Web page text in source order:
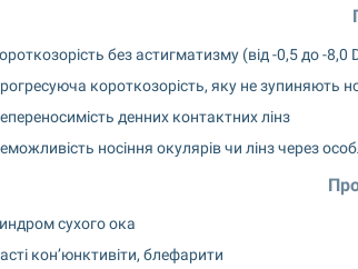
без астигматизму (від -0,5 до -
короткозорість, яку не зупиняють
денних контактних лінз
носіння окулярів чи лінз через
сухого ока
кон’юнктивіти, блефарити